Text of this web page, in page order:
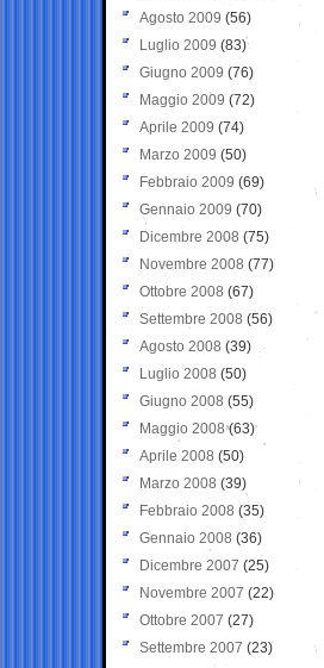
Agosto 2009 (56)
Luglio 2009 (83)
Giugno 2009 (76)
Maggio 2009 (72)
Aprile 2009 (74)
Marzo 2009 (50)
Febbraio 2009 (69)
Gennaio 2009 (70)
Dicembre 2008 (75)
Novembre 2008 (77)
Ottobre 2008 (67)
Settembre 2008 (56)
Agosto 2008 (39)
Luglio 2008 (50)
Giugno 2008 (55)
Maggio 2008(63)
Aprile 2008 (50)
Marzo 2008 (39)
Febbraio 2008 (35)
Gennaio 2008 (36)
Dicembre 2007 (25)
Novembre 2007 (22)
Ottobre 2007 (27)
Settembre 2007 (23)